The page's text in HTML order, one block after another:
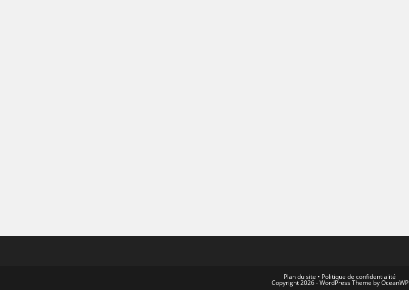
Plan du site • Politique de confidentialité
Copyright 2026 - WordPress Theme by OceanWP